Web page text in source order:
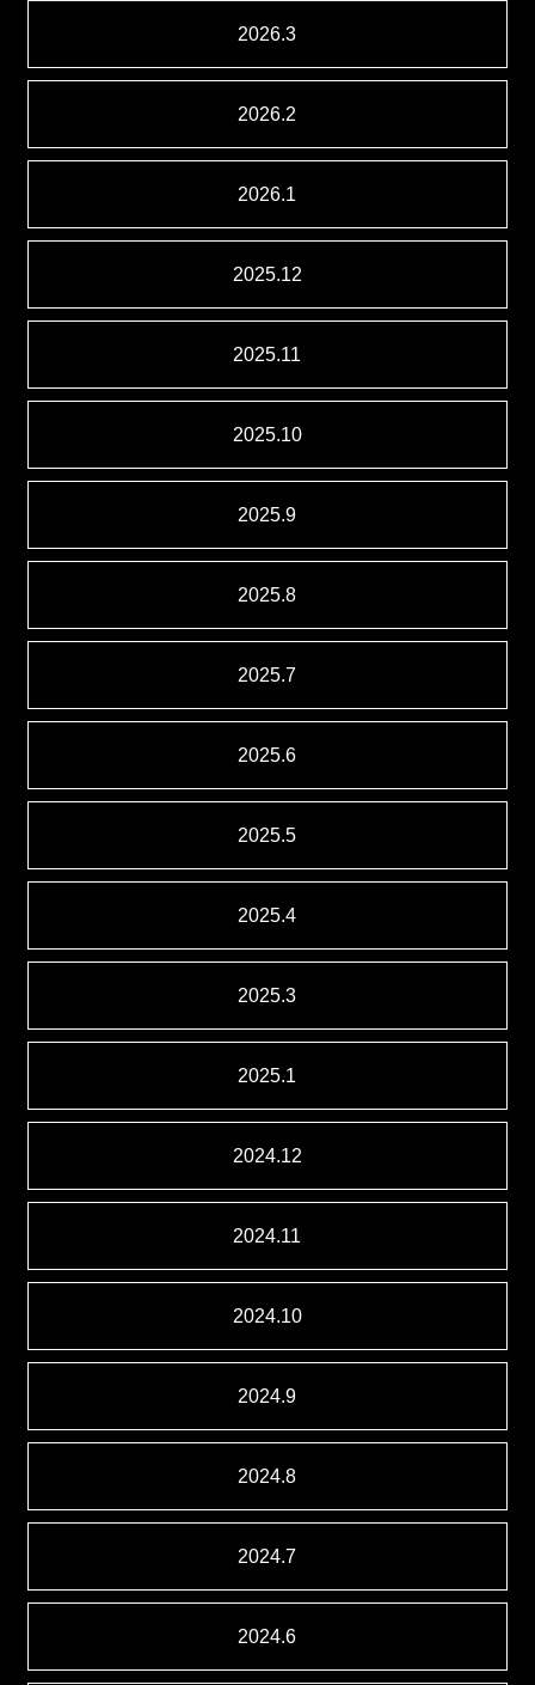
2026.3
2026.2
2026.1
2025.12
2025.11
2025.10
2025.9
2025.8
2025.7
2025.6
2025.5
2025.4
2025.3
2025.1
2024.12
2024.11
2024.10
2024.9
2024.8
2024.7
2024.6